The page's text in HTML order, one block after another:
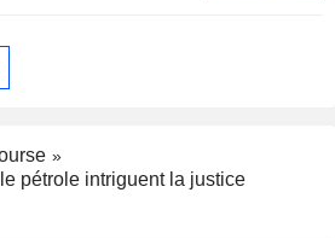
pétrole intriguent la justice